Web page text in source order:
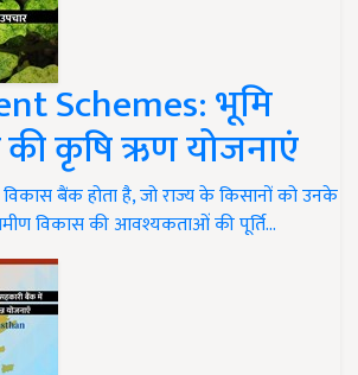
Schemes: भूमि
कृषि ऋण योजनाएं
विकास बैंक होता है, जो राज्य के किसानों को उनके
विकास की आवश्यकताओं की पूर्ति…